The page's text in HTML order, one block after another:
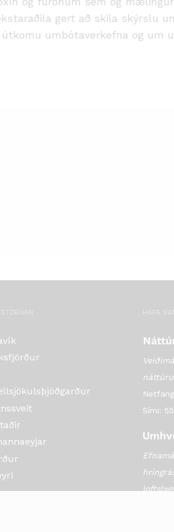
gert að skila skýrslu
umbótaverkefna og um
HAFA
Sími: